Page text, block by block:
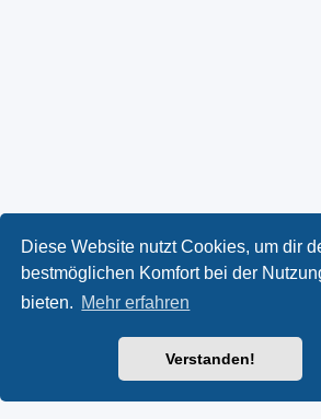
Diese Website nutzt Cookies, um dir
bestmöglichen Komfort bei der
bieten. Mehr erfahren
Verstanden!